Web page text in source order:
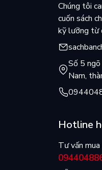
Chúng tôi
cuốn sách
kỹ lưỡng từ
Số 5
Nam,
Hotline
Tư vấn